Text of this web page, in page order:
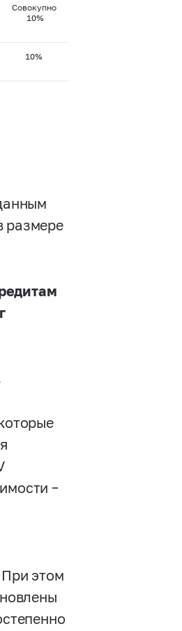
Совокупно
10%
10%
размере
–
При этом